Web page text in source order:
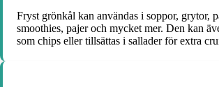
Fryst grönkål kan användas i soppor, grytor,
smoothies, pajer och mycket mer. Den kan
som chips eller tillsättas i sallader för extra